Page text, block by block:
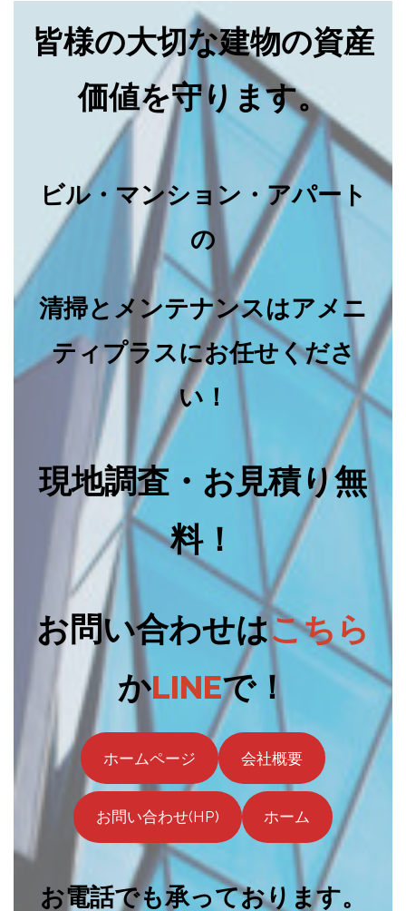
皆様の大切な建物の資産
価値を守ります。
ビル・マンション・アパート
の
清掃とメンテナンスはアメニ
ティプラスにお任せくださ
い！
現地調査・お見積り無
料！
お問い合わせはこちら
かLINEで！
ホームページ 会社概要
お問い合わせ(HP) ホーム
お電話でも承っております。